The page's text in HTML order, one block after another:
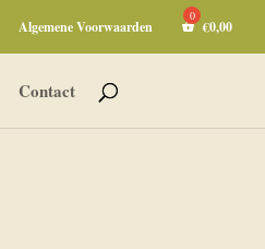
Algemene Voorwaarden €0,00
Contact